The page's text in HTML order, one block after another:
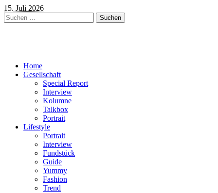
15. Juli 2026
Suchen
nach:
Home
Gesellschaft
Special Report
Interview
Kolumne
Talkbox
Portrait
Lifestyle
Portrait
Interview
Fundstück
Guide
Yummy
Fashion
Trend